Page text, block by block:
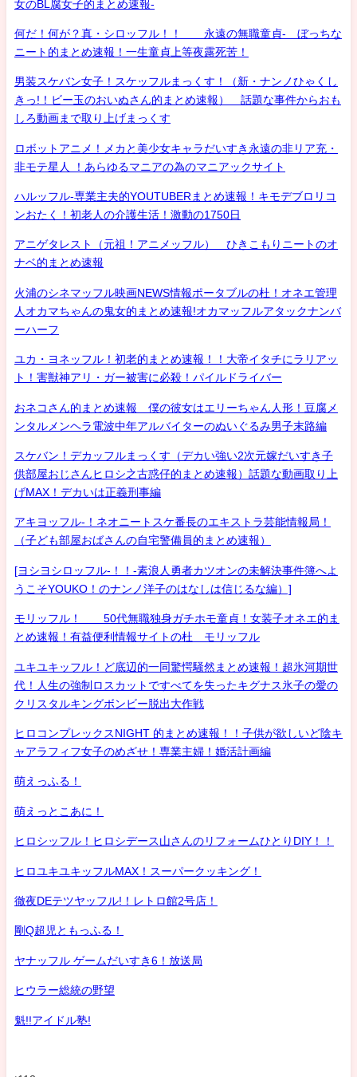
女のBL腐女子的まとめ速報-
何だ！何が？真・シロッフル！！ 永遠の無職童貞- ぼっちな
ニート的まとめ速報！一生童貞上等夜露死苦！
男装スケバン女子！スケッフルまっくす！（新・ナンノひゃくし
きっ!！ビー玉のおいぬさん的まとめ速報） 話題な事件からおも
しろ動画まで取り上げまっくす
ロボットアニメ！メカと美少女キャラだいすき永遠の非リア充・
非モテ星人 ！あらゆるマニアの為のマニアックサイト
ハルッフル-専業主夫的YOUTUBERまとめ速報！キモデブロリコ
ンおたく！初老人の介護生活！激動の1750日
アニゲタレスト（元祖！アニメッフル） ひきこもりニートのオ
ナベ的まとめ速報
火浦のシネマッフル映画NEWS情報ポータブルの杜！オネエ管理
人オカマちゃんの鬼女的まとめ速報!オカマッフルアタックナンバ
ーハーフ
ユカ・ヨネッフル！初老的まとめ速報！！大帝イタチにラリアッ
ト！害獣神アリ・ガー被害に必殺！パイルドライバー
おネコさん的まとめ速報 僕の彼女はエリーちゃん人形！豆腐メ
ンタルメンヘラ電波中年アルバイターのぬいぐるみ男子末路編
スケバン！デカッフルまっくす（デカい強い2次元嫁だいすき子
供部屋おじさんヒロシ之古惑仔的まとめ速報）話題な動画取り上
げMAX！デカいは正義刑事編
アキヨッフル-！ネオニートスケ番長のエキストラ芸能情報局！
（子ども部屋おばさんの自宅警備員的まとめ速報）
[ヨシヨシロッフル-！！-素浪人勇者カツオンの未解決事件簿へよ
うこそYOUKO！のナンノ洋子のはなしは信じるな編）]
モリッフル！ 50代無職独身ガチホモ童貞！女装子オネエ的ま
とめ速報！有益便利情報サイトの杜 モリッフル
ユキユキッフル！ど底辺的一同驚愕騒然まとめ速報！超氷河期世
代！人生の強制ロスカットですべてを失ったキグナス氷子の愛の
クリスタルキングボンビー脱出大作戦
ヒロコンプレックスNIGHT 的まとめ速報！！子供が欲しいど陰キ
ャアラフィフ女子のめざせ！専業主婦！婚活計画編
萌えっふる！
萌えっとこあに！
ヒロシッフル！ヒロシデース山さんのリフォームひとりDIY！！
ヒロユキユキッフルMAX！スーパークッキング！
徹夜DEテツヤッフル!！レトロ館2号店！
剛Q超児ともっふる！
ヤナッフル ゲームだいすき6！放送局
ヒウラー総統の野望
魁!!アイドル塾!